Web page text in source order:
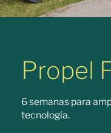
Propel
6 semanas para
tecnología.